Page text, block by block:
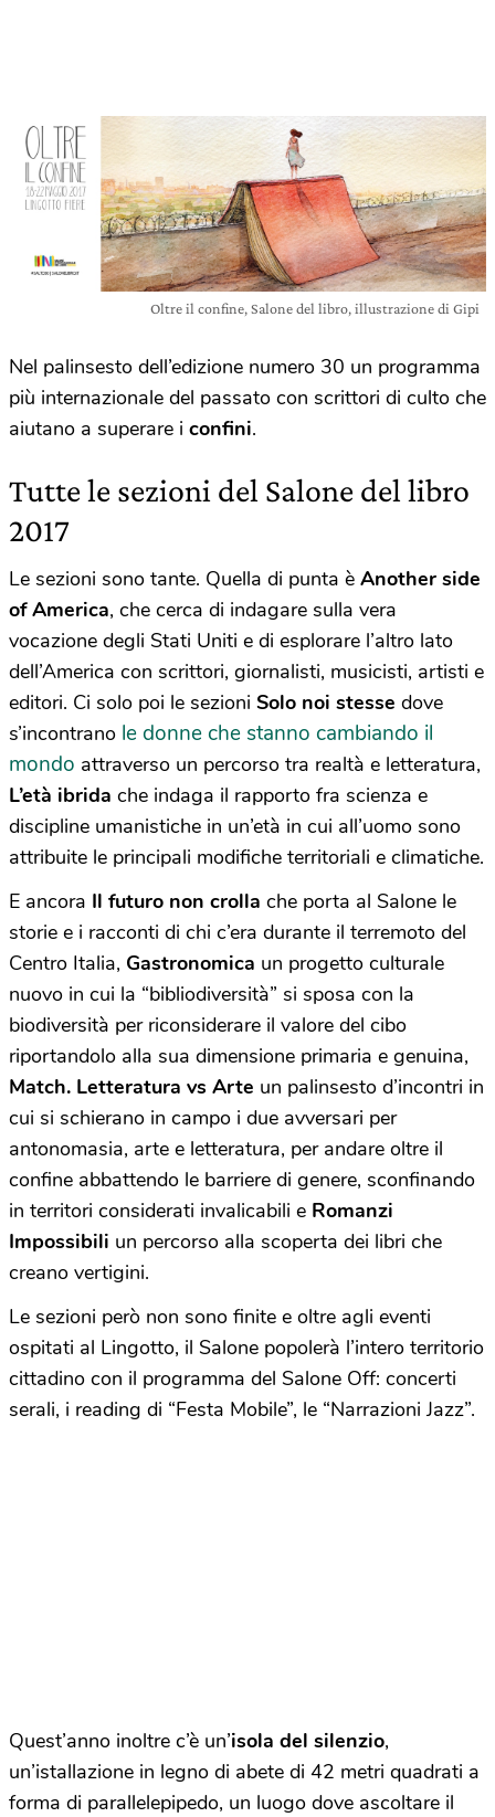
Oltre il confine, Salone del libro, illustrazione di Gipi
Nel palinsesto dell’edizione numero 30 un programma
più internazionale del passato con scrittori di culto che
aiutano a superare i confini.
Tutte le sezioni del Salone del libro
2017
Le sezioni sono tante. Quella di punta è Another side
of America, che cerca di indagare sulla vera
vocazione degli Stati Uniti e di esplorare l’altro lato
dell’America con scrittori, giornalisti, musicisti, artisti e
editori. Ci solo poi le sezioni Solo noi stesse dove
s’incontrano le donne che stanno cambiando il
mondo attraverso un percorso tra realtà e letteratura,
L’età ibrida che indaga il rapporto fra scienza e
discipline umanistiche in un’età in cui all’uomo sono
attribuite le principali modifiche territoriali e climatiche.
E ancora Il futuro non crolla che porta al Salone le
storie e i racconti di chi c’era durante il terremoto del
Centro Italia, Gastronomica un progetto culturale
nuovo in cui la “bibliodiversità” si sposa con la
biodiversità per riconsiderare il valore del cibo
riportandolo alla sua dimensione primaria e genuina,
Match. Letteratura vs Arte un palinsesto d’incontri in
cui si schierano in campo i due avversari per
antonomasia, arte e letteratura, per andare oltre il
confine abbattendo le barriere di genere, sconfinando
in territori considerati invalicabili e Romanzi
Impossibili un percorso alla scoperta dei libri che
creano vertigini.
Le sezioni però non sono finite e oltre agli eventi
ospitati al Lingotto, il Salone popolerà l’intero territorio
cittadino con il programma del Salone Off: concerti
serali, i reading di “Festa Mobile”, le “Narrazioni Jazz”.
Quest’anno inoltre c’è un’isola del silenzio,
un’istallazione in legno di abete di 42 metri quadrati a
forma di parallelepipedo, un luogo dove ascoltare il